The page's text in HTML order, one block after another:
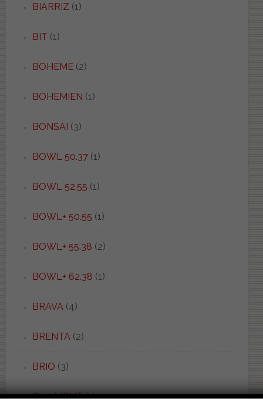
BIARRIZ (1)
BIT (1)
BOHEME(2)
BOHEMIEN (1)
BONSAI (3)
BOWL 50.37(1)
BOWL 52.55 (1)
BOWL+ 50.55 (1)
BOWL+ 55.38 (2)
BOWL+ 62.38 (1)
BRAVA (4)
BRENTA (2)
BRIO (3)
C 52 LIGHT(1)